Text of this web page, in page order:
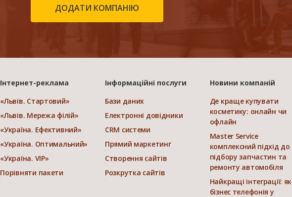
ДОДАТИ КОМПАНІЮ
Інтернет-реклама
«Львів. Стартовий»
«Львів. Мережа філій»
«Україна. Ефективний»
«Україна. Оптимальний»
«Україна. VIP»
Порівняти пакети
Інформаційні послуги
Бази даних
Електронні довідники
CRM системи
Прямий маркетинг
Створення сайтів
Розкрутка сайтів
Новини компаній
Де краще купувати
косметику: онлайн чи
офлайн
Master Service
комплексний підхід до
підбору запчастин та
ремонту автомобіля
Найкращі інтеграції: як
бізнес телефонія у